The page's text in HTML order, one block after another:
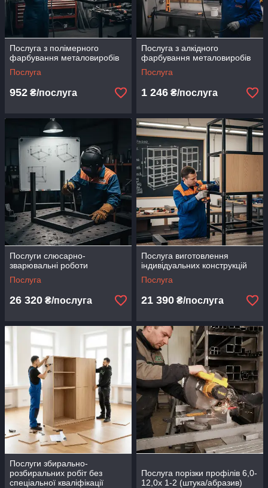
Послуга з полімерного
фарбування металовиробів
Послуга
952 ₴/послуга
Послуга з алкідного
фарбування металовиробів
Послуга
1 246 ₴/послуга
Послуги слюсарно-
зварювальні роботи
Послуга
26 320 ₴/послуга
Послуга виготовлення
індивідуальних конструкцій
Послуга
21 390 ₴/послуга
Послуги збирально-
розбиральних робіт без
спеціальної кваліфікації
Послуга порізки профілів 6,0-
12,0х 1-2 (штука/абразив)